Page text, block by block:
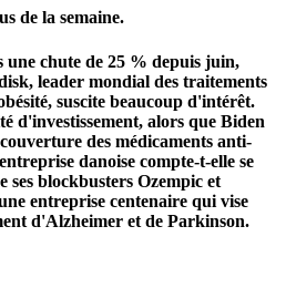
de la semaine.
une chute de 25 % depuis juin,
leader mondial des traitements
suscite beaucoup d'intérêt.
d'investissement, alors que Biden
des médicaments anti-
danoise compte-t-elle se
ses blockbusters Ozempic et
entreprise centenaire qui vise
d'Alzheimer et de Parkinson.